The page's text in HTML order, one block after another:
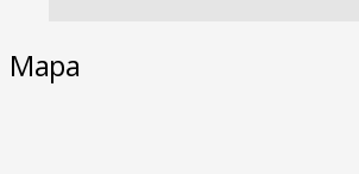
Mapa